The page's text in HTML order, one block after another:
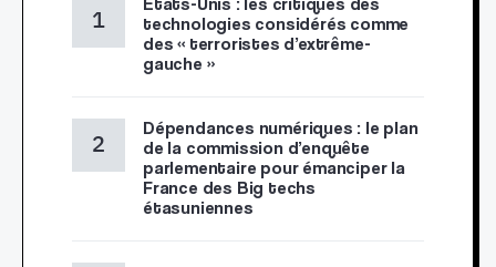
technologies considérés comme
des « terroristes d’extrême-
gauche »
Dépendances numériques : le plan
de la commission d’enquête
parlementaire pour émanciper la
France des Big techs
étasuniennes